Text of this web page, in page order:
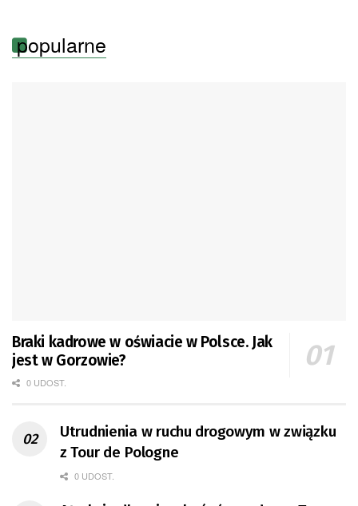
popularne
Braki kadrowe w oświacie w Polsce. Jak
jest w Gorzowie?
0 UDOST.
Utrudnienia w ruchu drogowym w związku
z Tour de Pologne
0 UDOST.